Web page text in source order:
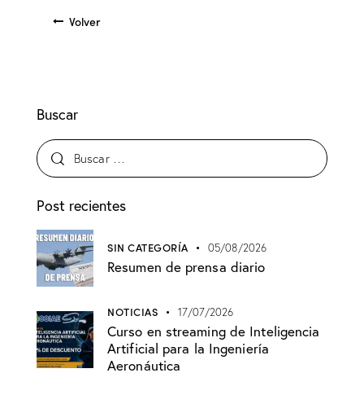
Volver
Buscar
Post recientes
SIN CATEGORÍA 05/08/2026
Resumen de prensa diario
NOTICIAS 17/07/2026
Curso en streaming de Inteligencia
Artificial para la Ingeniería
Aeronáutica